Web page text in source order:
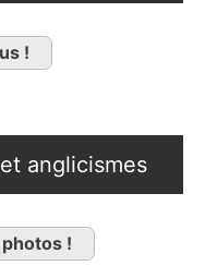
!
anglicismes
!